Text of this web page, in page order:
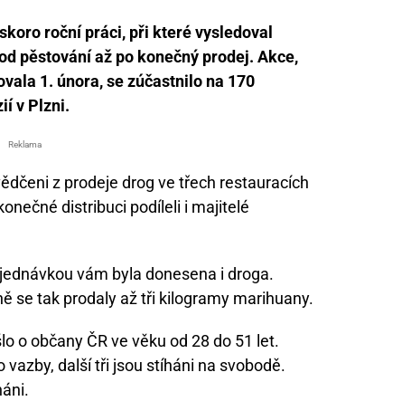
roční práci, při které vysledoval
pěstování až po konečný prodej. Akce,
1. února, se zúčastnilo na 170
v Plzni.
Reklama
z prodeje drog ve třech restauracích
distribuci podíleli i majitelé
vám byla donesena i droga.
se tak prodaly až tři kilogramy marihuany.
o občany ČR ve věku od 28 do 51 let.
další tři jsou stíháni na svobodě.